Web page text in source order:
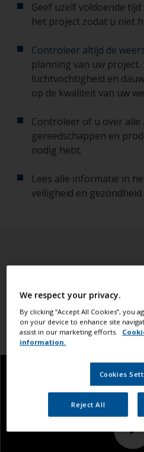
Geef uzelf voldoende
het project zodat u niet
Controleer altijd de
planning van uw
luchtvochtigheid en
op de kwaliteit van uw
Controleer of u over
gereedschappen en
nodig hebt.
Lees alle informatie in
veiligheid en
We respect your privacy.
By clicking “Accept All Cookies”, you
on your device to enhance site
assist in our marketing efforts.
information.
Cookies
Reject All